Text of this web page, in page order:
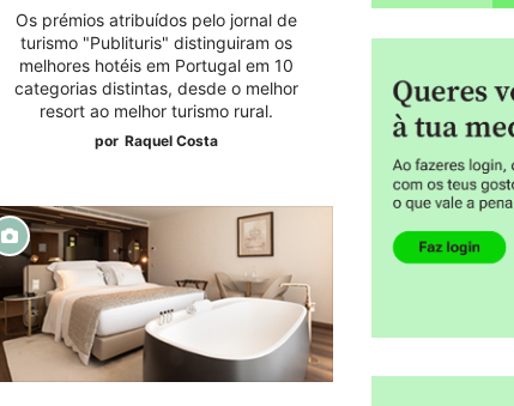
Os prémios atribuídos pelo jornal de
turismo "Publituris" distinguiram os
melhores hotéis em Portugal em 10
categorias distintas, desde o melhor
resort ao melhor turismo rural.
por Raquel Costa